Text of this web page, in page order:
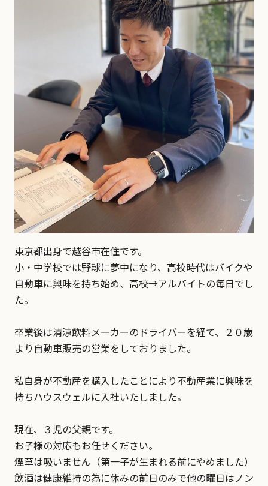
東京都出身で越谷市在住です。
小・中学校では野球に夢中になり、高校時代はバイクや
自動車に興味を持ち始め、高校→アルバイトの毎日でし
た。
卒業後は清涼飲料メーカーのドライバーを経て、２０歳
より自動車販売の営業をしておりました。
私自身が不動産を購入したことにより不動産業に興味を
持ちハウスウェルに入社いたしました。
現在、３児の父親です。
お子様の対応もお任せください。
煙草は吸いません（第一子が生まれる前にやめました）
飲酒は健康維持の為に休みの前日のみで他の曜日はノン